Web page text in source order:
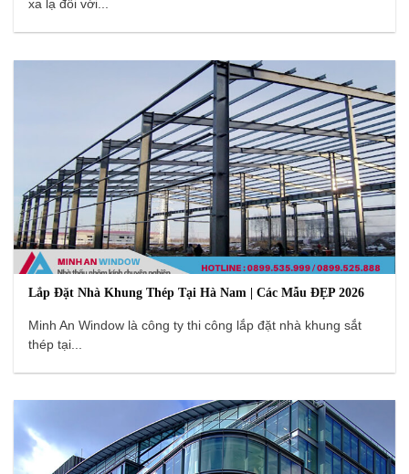
xa lạ đối với...
Lắp Đặt Nhà Khung Thép Tại Hà Nam | Các Mẫu ĐẸP 2026
Minh An Window là công ty thi công lắp đặt nhà khung sắt
thép tại...